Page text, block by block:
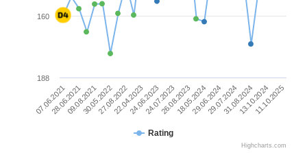
Rating
07.06.2021
28.06.202109.08.202130.05.202227.08.202222.04.202324.06.202324.07.202326.08.202318.05.202429.06.202429.07.202431.08.202413.10.202411.10.2025
160
188
Highcharts.com